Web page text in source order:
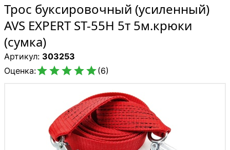
Трос буксировочный (усиленный)
AVS EXPERT ST-55H 5т 5м.крюки
(сумка)
Артикул: 303253
Оценка:(6)